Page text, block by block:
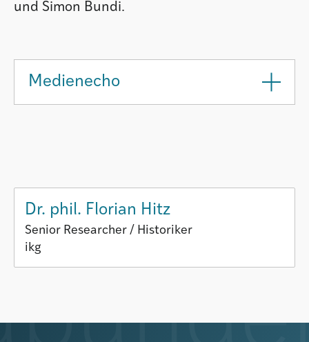
und Simon Bundi.
Medienecho
Dr. phil. Florian Hitz
Senior Researcher / Historiker
ikg